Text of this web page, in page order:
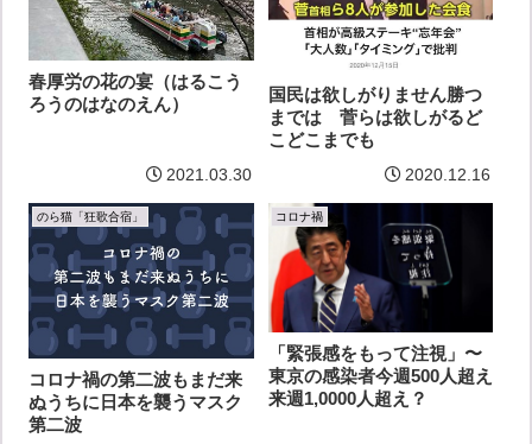
春厚労の花の宴（はるこう
ろうのはなのえん）
2021.03.30
国民は欲しがりません勝つ
までは 菅らは欲しがるど
こどこまでも
2020.12.16
のら猫「狂歌合宿」
コロナ禍の第二波もまだ来
ぬうちに日本を襲うマスク
第二波
コロナ禍
「緊張感をもって注視」〜
東京の感染者今週500人超え
来週1,0000人超え？